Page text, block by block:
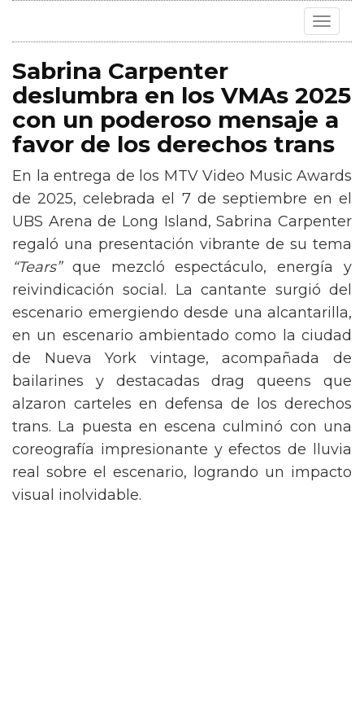
Toggle
Sabrina Carpenter
deslumbra en los VMAs 2025
con un poderoso mensaje a
favor de los derechos trans
En la entrega de los MTV Video Music Awards
de 2025, celebrada el 7 de septiembre en el
UBS Arena de Long Island, Sabrina Carpenter
regaló una presentación vibrante de su tema
“Tears”que mezcló espectáculo, energía y
reivindicación social. La cantante surgió del
escenario emergiendo desde una alcantarilla,
en un escenario ambientado como la ciudad
de Nueva York vintage, acompañada de
bailarines y destacadas drag queens que
alzaron carteles en defensa de los derechos
trans. La puesta en escena culminó con una
coreografía impresionante y efectos de lluvia
real sobre el escenario, logrando un impacto